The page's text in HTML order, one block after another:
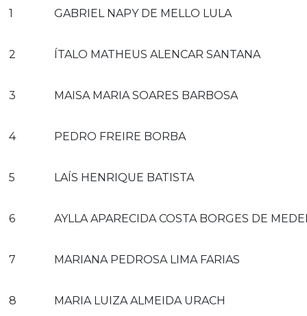
1 GABRIEL NAPY DE MELLO LULA
2 ÍTALO MATHEUS ALENCAR SANTANA
3 MAISA MARIA SOARES BARBOSA
4 PEDRO FREIRE BORBA
5 LAÍS HENRIQUE BATISTA
6 AYLLA APARECIDA COSTA BORGES DE
7 MARIANA PEDROSA LIMA FARIAS
8 MARIA LUIZA ALMEIDA URACH